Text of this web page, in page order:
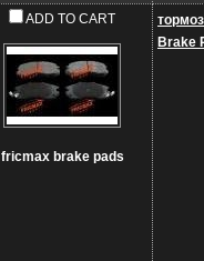
ADD TO CART
fricmax brake pads
Brake